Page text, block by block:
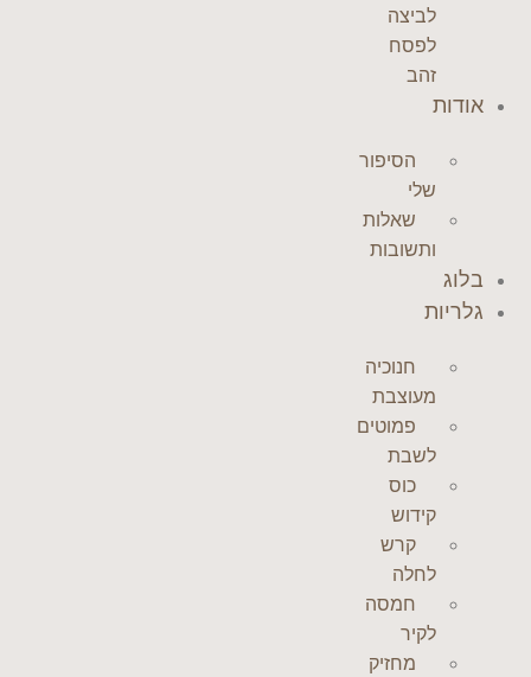
לביצה
לפסח
זהב
אודות
הסיפור
שלי
שאלות
ותשובות
בלוג
גלריות
חנוכיה
מעוצבת
פמוטים
לשבת
כוס
קידוש
קרש
לחלה
חמסה
לקיר
מחזיק